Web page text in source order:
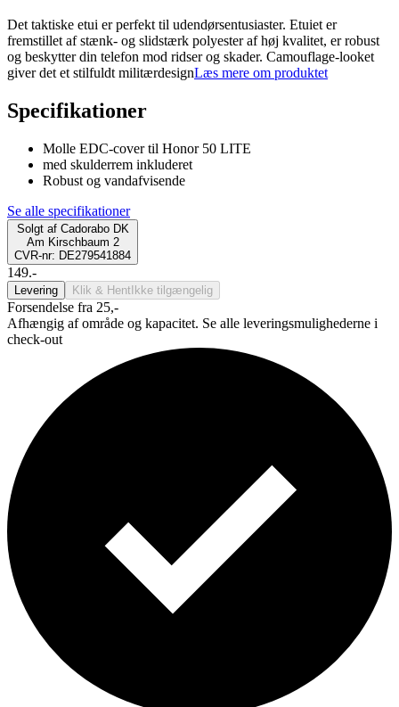
Det taktiske etui er perfekt til udendørsentusiaster. Etuiet er
fremstillet af stænk- og slidstærk polyester af høj kvalitet, er robust
og beskytter din telefon mod ridser og skader. Camouflage-looket
giver det et stilfuldt militærdesignLæs mere om produktet
Specifikationer
Molle EDC-cover til Honor 50 LITE
med skulderrem inkluderet
Robust og vandafvisende
Se alle specifikationer
Solgt af Cadorabo DK
Am Kirschbaum 2
CVR-nr: DE279541884
149.-
Levering Klik & Hent Ikke tilgængelig
Forsendelse fra 25,-
Afhængig af område og kapacitet. Se alle leveringsmulighederne i
check-out